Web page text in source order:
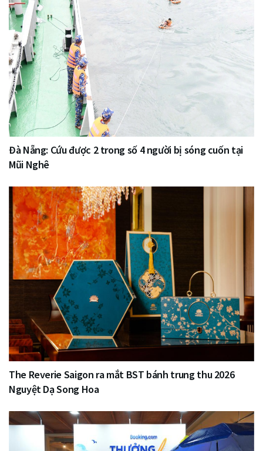
Đà Nẵng: Cứu được 2 trong số 4 người bị sóng cuốn tại
Mũi Nghê
The Reverie Saigon ra mắt BST bánh trung thu 2026
Nguyệt Dạ Song Hoa